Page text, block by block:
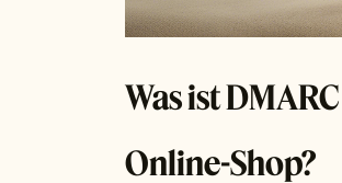
Was ist
Online-Shop?